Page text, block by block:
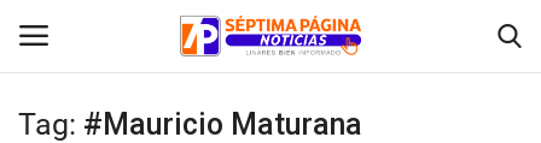
Tag: #Mauricio Maturana